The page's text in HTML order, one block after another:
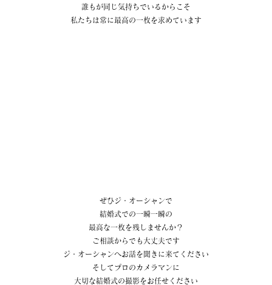
誰もが同じ気持ちでいるからこそ
私たちは常に最高の一枚を求めています
ぜひジ・オーシャンで
結婚式での一瞬一瞬の
最高な一枚を残しませんか？
ご相談からでも大丈夫です
ジ・オーシャンへお話を聞きに来てください
そしてプロのカメラマンに
大切な結婚式の撮影をお任せください